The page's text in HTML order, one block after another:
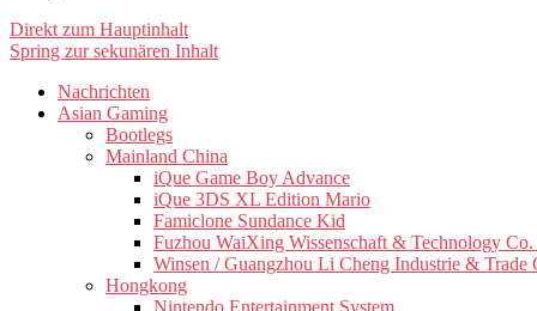
Direkt zum Hauptinhalt
Spring zur sekunären Inhalt
Nachrichten
Asian Gaming
Bootlegs
Mainland China
iQue Game Boy Advance
iQue 3DS XL Edition Mario
Famiclone Sundance Kid
Fuzhou WaiXing Wissenschaft & Technology
Winsen / Guangzhou Li Cheng Industrie & Trade
Hongkong